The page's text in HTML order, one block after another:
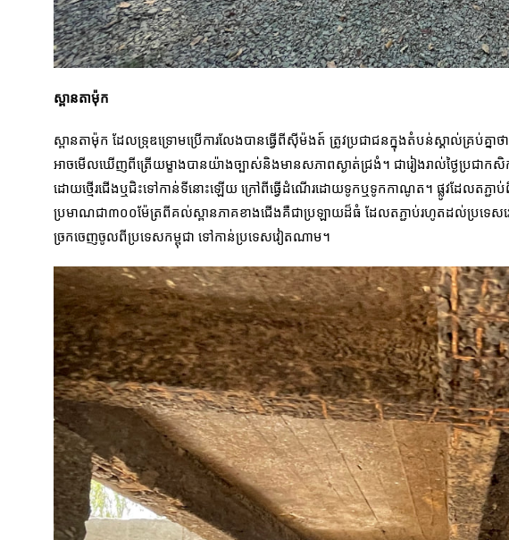
ស្ពានតាម៉ុក
ស្ពានតាម៉ុក ដែលទ្រុឌទ្រោមប្រើការលែងបានធ្វើពីស៊ីម៉ងត៍ ត្រូវប្រជាជនក្នុងតំបន់ស្គាល់គ្រប់គ្
អាចមើលឃើញពីត្រើយម្ខាងបានយ៉ាងច្បាស់និងមានសភាពស្ងាត់ជ្រងំ។ ជារៀងរាល់ថ្ងៃប្រជាកសិក
ដោយថ្មើរជើងឬជិះទៅកាន់ទីនោះឡើយ ក្រៅពីធ្វើដំណើរដោយទូកឬទូកកាណូត។ ផ្លូវដែលតភ្ជា
ប្រមាណជា៣០០ម៉ែត្រពីគល់ស្ពានភាគខាងជើងគឺជាប្រឡាយដ៏ធំ ដែលតភ្ជាប់រហូតដល់ប្រទេសវ
ច្រកចេញចូលពីប្រទេសកម្ពុជា ទៅកាន់ប្រទេសវៀតណាម។